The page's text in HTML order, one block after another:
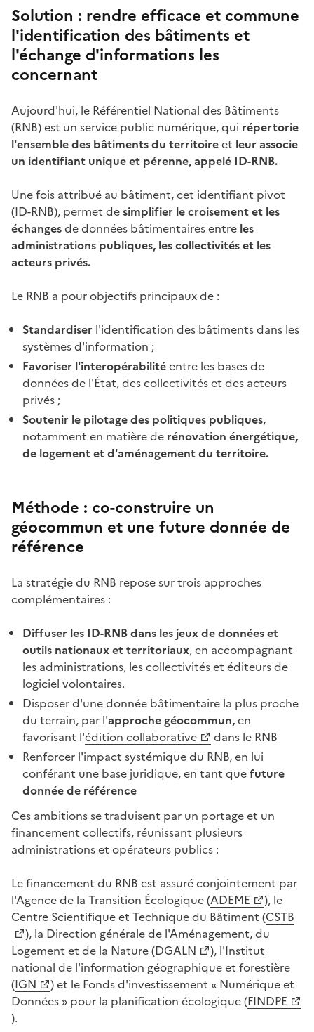
Solution : rendre efficace et commune
l'identification des bâtiments et
l'échange d'informations les
concernant
Aujourd'hui, le Référentiel National des Bâtiments
(RNB) est un service public numérique, qui répertorie
l'ensemble des bâtiments du territoireet leur associe
un identifiant unique et pérenne, appelé ID-RNB.
Une fois attribué au bâtiment, cet identifiant pivot
(ID-RNB), permet desimplifier le croisement et les
échangesde données bâtimentaires entre les
administrations publiques, les collectivités et les
acteurs privés.
Le RNB a pour objectifs principaux de :
Standardiser l'identification des bâtiments dans les
systèmes d'information ;
Favoriser l'interopérabilitéentre les bases de
données de l'État, des collectivités et des acteurs
privés ;
Soutenir le pilotage des politiques publiques,
notamment en matière de rénovation énergétique,
de logement et d'aménagement du territoire.
Méthode : co-construire un
géocommun et une future donnée de
référence
La stratégie du RNB repose sur trois approches
complémentaires :
Diffuser les ID-RNB dans les jeux de données et
outils nationaux et territoriaux, en accompagnant
les administrations, les collectivités et éditeurs de
logiciel volontaires.
Disposer d'une donnée bâtimentaire la plus proche
du terrain, par l'approche géocommun,en
favorisant l'édition collaborative
dans le RNB
Renforcer l'impact systémique du RNB, en lui
conférant une base juridique, en tant quefuture
donnée de référence
Ces ambitions se traduisent par un portage et un
financement collectifs, réunissant plusieurs
administrations et opérateurs publics :
Le financement du RNB est assuré conjointement par
l'Agence de la Transition Écologique (ADEME
), le
Centre Scientifique et Technique du Bâtiment (CSTB
), la Direction générale de l'Aménagement, du
Logement et de la Nature (DGALN
), l'Institut
national de l'information géographique et forestière
(IGN
) et le Fonds d'investissement « Numérique et
Données » pour la planification écologique (FINDPE
).